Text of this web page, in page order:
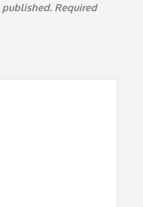
published. Required